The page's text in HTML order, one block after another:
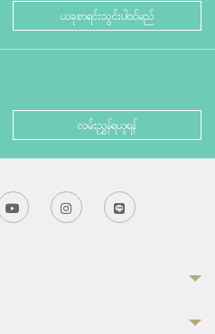
ယခုစာရင်းသွင်းပါဝင်မည်
လမ်းညွှန်ရယူရန်